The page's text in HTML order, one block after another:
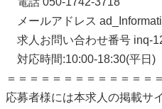
メールアドレス
求人お問い合わせ番号 inq-
対応時間:10:00-18:30(平日)
＝＝＝＝＝＝＝＝＝＝＝＝＝
応募者様には本求人の掲載サ